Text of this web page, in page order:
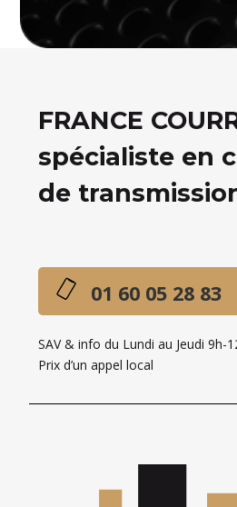
FRANCE
spécialiste en
de
01 60 05 28 83
SAV & info du Lundi au Jeudi 9h-
Prix d’un appel local